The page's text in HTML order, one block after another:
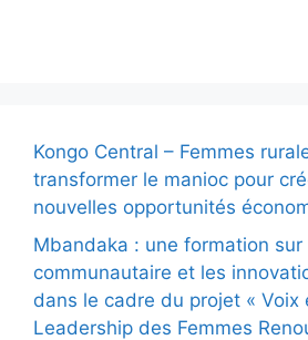
Kongo Central – Femmes
transformer le manioc pour
nouvelles opportunités
Mbandaka : une formation sur
communautaire et les
dans le cadre du projet « Voix
Leadership des Femmes